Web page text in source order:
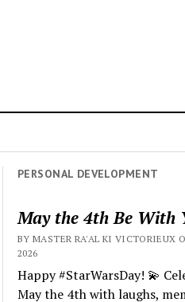
PERSONAL DEVELOPMENT
May the 4th Be With
BY MASTER RA'AL KI VICTORIEUX
2026
Happy #StarWarsDay! 💫
May the 4th with laughs,